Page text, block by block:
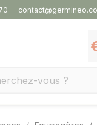
des cookies